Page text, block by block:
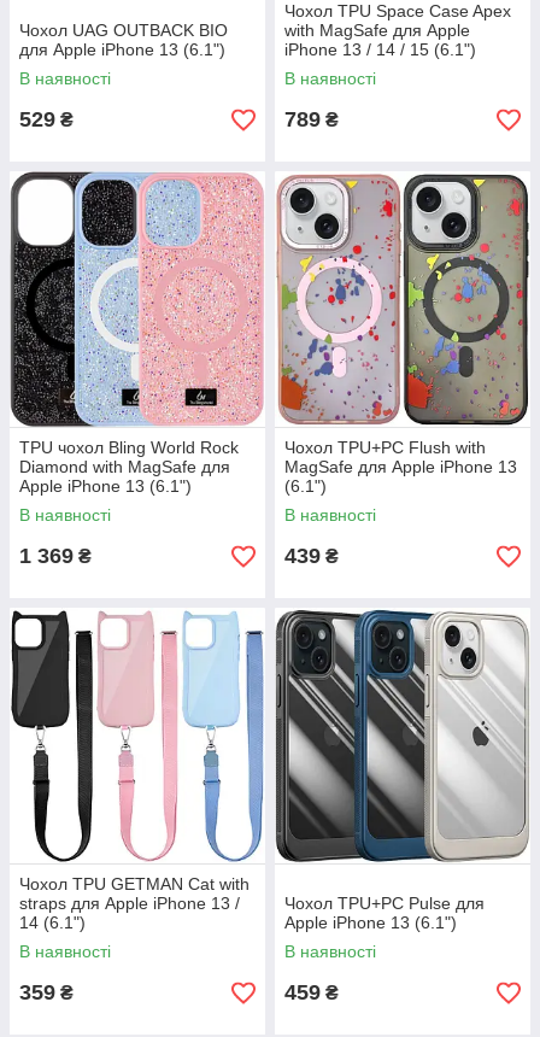
Чохол UAG OUTBACK BIO
для Apple iPhone 13 (6.1")
В наявності
529 ₴
Чохол TPU Space Case Apex
with MagSafe для Apple
iPhone 13 / 14 / 15 (6.1")
В наявності
789 ₴
TPU чохол Bling World Rock
Diamond with MagSafe для
Apple iPhone 13 (6.1")
В наявності
1 369 ₴
Чохол TPU+PC Flush with
MagSafe для Apple iPhone 13
(6.1")
В наявності
439 ₴
Чохол TPU GETMAN Cat with
straps для Apple iPhone 13 /
14 (6.1")
В наявності
359 ₴
Чохол TPU+PC Pulse для
Apple iPhone 13 (6.1")
В наявності
459 ₴